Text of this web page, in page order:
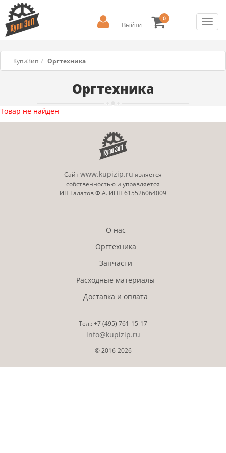
Выйти
0
КупиЗип Оргтехника
Оргтехника
Товар не найден
Сайтwww.kupizip.ru является
собственностью и управляется
ИП Галатов Ф.А. ИНН 615526064009
О нас
Оргтехника
Запчасти
Расходные материалы
Доставка и оплата
Тел.:+7 (495) 761-15-17
info@kupizip.ru
© 2016-2026